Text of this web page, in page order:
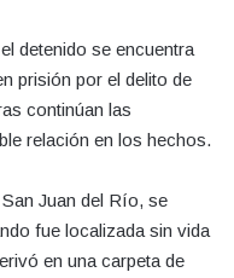
detenido se encuentra
prisión por el delito de
continúan las
relación en los hechos.
Juan del Río, se
fue localizada sin vida
en una carpeta de